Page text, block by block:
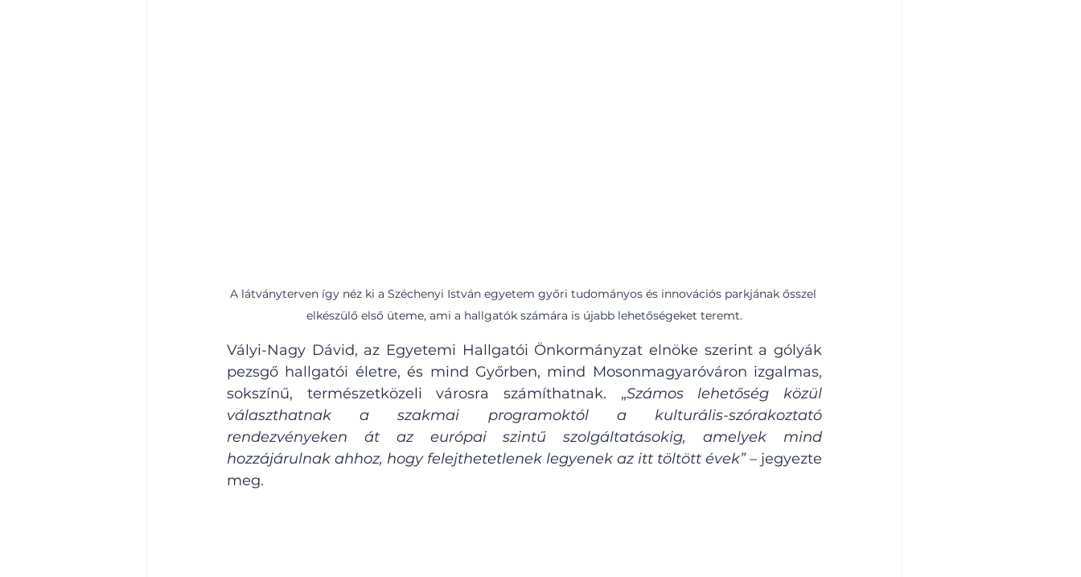
A látványterven így néz ki a Széchenyi István egyetem győri tudományos és innovációs parkjának ősszel
elkészülő első üteme, ami a hallgatók számára is újabb lehetőségeket teremt.
Vályi-Nagy Dávid, az Egyetemi Hallgatói Önkormányzat elnöke szerint a gólyák
pezsgő hallgatói életre, és mind Győrben, mind Mosonmagyaróváron izgalmas,
sokszínű, természetközeli városra számíthatnak. „Számos lehetőség közül
választhatnak a szakmai programoktól a kulturális-szórakoztató
rendezvényeken át az európai szintű szolgáltatásokig, amelyek mind
hozzájárulnak ahhoz, hogy felejthetetlenek legyenek az itt töltött évek” – jegyezte
meg.